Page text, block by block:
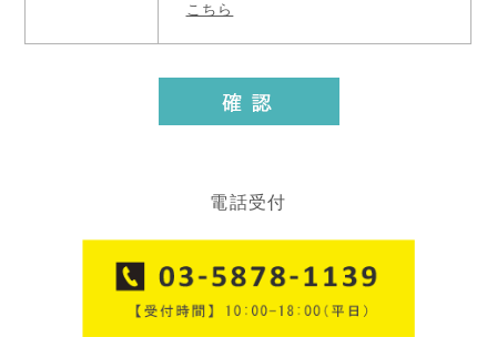
こちら
電話受付